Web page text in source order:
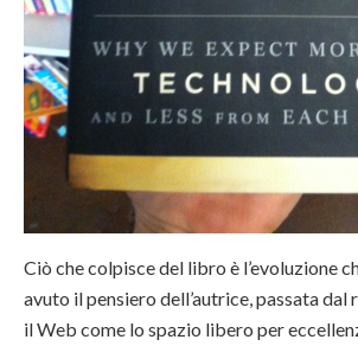
Ciò che colpisce del libro è l’evoluzione
avuto il pensiero dell’autrice, passata dal
il Web come lo spazio libero per